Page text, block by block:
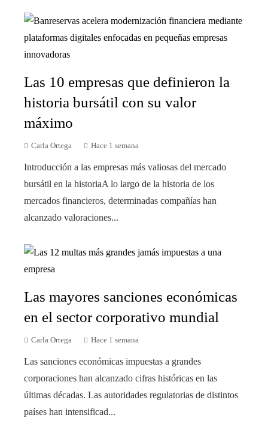
Las 10 empresas que definieron la
historia bursátil con su valor
máximo
Carla Ortega Hace 1 semana
Introducción a las empresas más valiosas del mercado
bursátil en la historiaA lo largo de la historia de los
mercados financieros, determinadas compañías han
alcanzado valoraciones...
Las mayores sanciones económicas
en el sector corporativo mundial
Carla Ortega Hace 1 semana
Las sanciones económicas impuestas a grandes
corporaciones han alcanzado cifras históricas en las
últimas décadas. Las autoridades regulatorias de distintos
países han intensificad...